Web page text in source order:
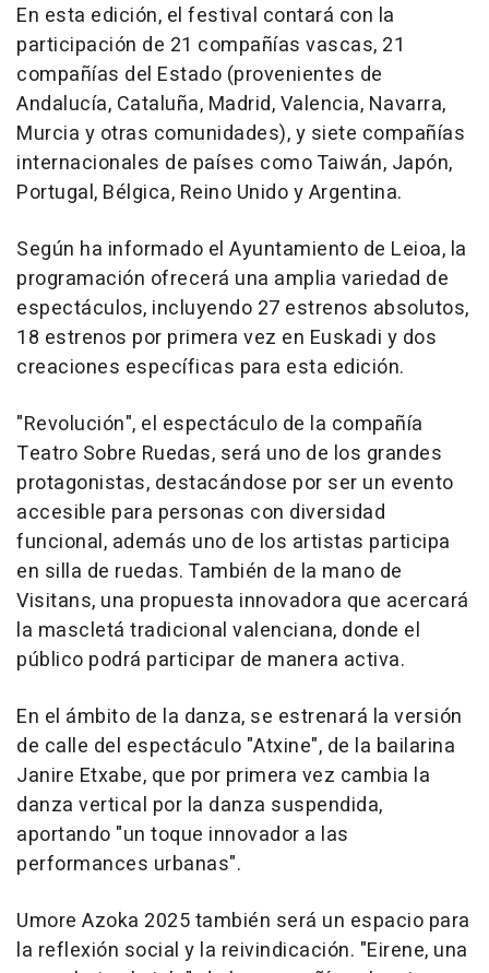
En esta edición, el festival contará con la
participación de 21 compañías vascas, 21
compañías del Estado (provenientes de
Andalucía, Cataluña, Madrid, Valencia, Navarra,
Murcia y otras comunidades), y siete compañías
internacionales de países como Taiwán, Japón,
Portugal, Bélgica, Reino Unido y Argentina.
Según ha informado el Ayuntamiento de Leioa, la
programación ofrecerá una amplia variedad de
espectáculos, incluyendo 27 estrenos absolutos,
18 estrenos por primera vez en Euskadi y dos
creaciones específicas para esta edición.
"Revolución", el espectáculo de la compañía
Teatro Sobre Ruedas, será uno de los grandes
protagonistas, destacándose por ser un evento
accesible para personas con diversidad
funcional, además uno de los artistas participa
en silla de ruedas. También de la mano de
Visitans, una propuesta innovadora que acercará
la mascletá tradicional valenciana, donde el
público podrá participar de manera activa.
En el ámbito de la danza, se estrenará la versión
de calle del espectáculo "Atxine", de la bailarina
Janire Etxabe, que por primera vez cambia la
danza vertical por la danza suspendida,
aportando "un toque innovador a las
performances urbanas".
Umore Azoka 2025 también será un espacio para
la reflexión social y la reivindicación. "Eirene, una